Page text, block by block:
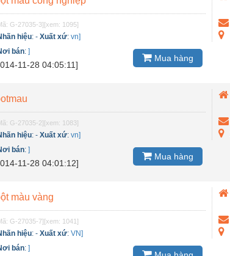
G-27035-3][xem: 1095]
hiệu:-Xuất xứ:vn]
bán:]
11-28 04:05:11]
Mua hàng
G-27035-2][xem: 1083]
hiệu:-Xuất xứ:vn]
bán:]
11-28 04:01:12]
Mua hàng
màu vàng
G-27035-7][xem: 1041]
hiệu:-Xuất xứ:VN]
bán:]